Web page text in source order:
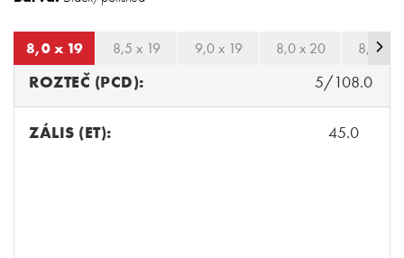
8,0 x 19 8,5 x 19 9,0 x 19 8,0 x 20 8,5 x
ROZTEČ (PCD): 5/108.0
ZÁLIS (ET): 45.0